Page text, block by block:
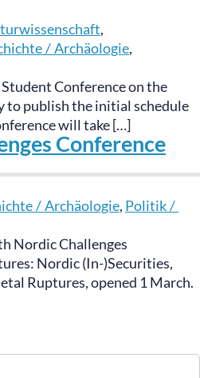
,
/ Archäologie,
Conference on the
to publish the initial schedule
will take […]
Conference
/ Archäologie, Politik /
Nordic Challenges
Nordic (In-)Securities,
Ruptures, opened 1 March.